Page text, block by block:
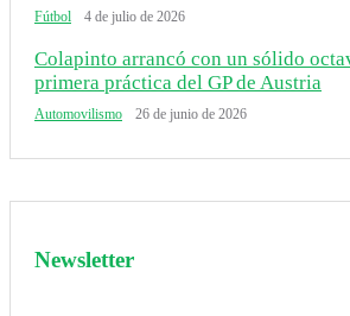
Fútbol 4 de julio de 2026
Colapinto arrancó con un sólido
primera práctica del GP de Austria
Automovilismo 26 de junio de 2026
Newsletter